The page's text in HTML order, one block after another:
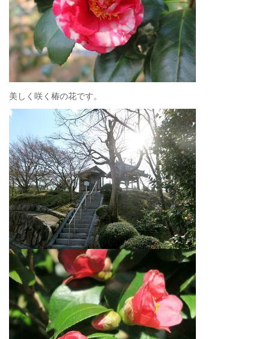
美しく咲く椿の花です。